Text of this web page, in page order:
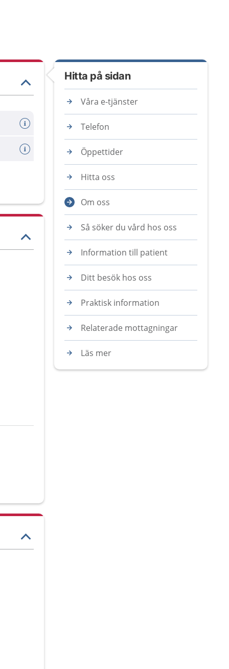
Hitta på sidan
Våra e-tjänster
Telefon
Öppettider
Hitta oss
Om oss
Så söker du vård hos oss
Information till patient
Ditt besök hos oss
Praktisk information
Relaterade mottagningar
Läs mer